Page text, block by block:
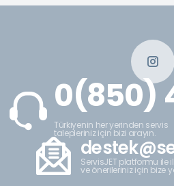
0(850)
Türkiyenin her yerinden servis
talepleriniz için bizi arayın.
ServisJET platformu ile
ve önerileriniz için bize